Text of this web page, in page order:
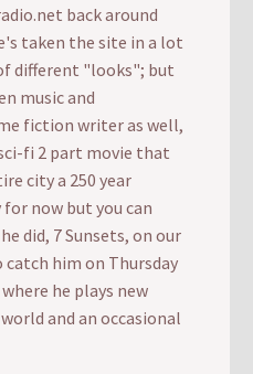
back around
taken the site in a lot
different "looks"; but
music and
fiction writer as well,
fi 2 part movie that
city a 250 year
now but you can
did, 7 Sunsets, on our
catch him on Thursday
he plays new
and an occasional